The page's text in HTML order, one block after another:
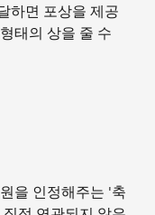
하면 포상을 제공
태의 상을 줄 수
을 인정해주는 '축